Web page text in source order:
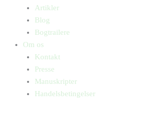
Artikler
Blog
Bogtrailere
Om os
Kontakt
Presse
Manuskripter
Handelsbetingelser